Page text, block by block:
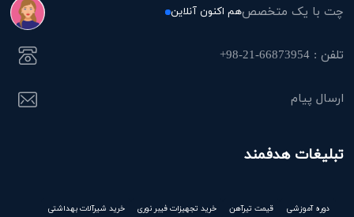
چت با یک متخصصهم اکنون آنلاین
تلفن : 66873954-21-98+
ارسال پیام
تبلیغات هدفمند
دوره آموزشی قیمت تیرآهن خرید تجهیزات فیبر نوری خرید شیرآلات بهداشتی